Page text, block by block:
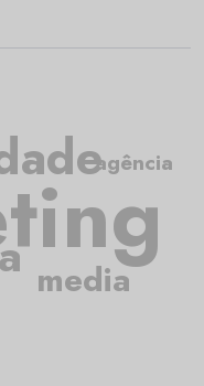
media
agência